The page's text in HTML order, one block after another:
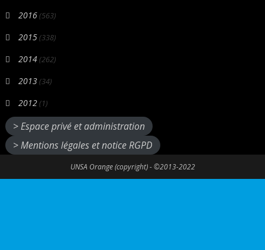
2016(563)
2015(338)
2014(262)
2013(34)
2012(1)
> Espace privé et administration
> Mentions légales et notice RGPD
UNSA Orange (copyright) - ©2013-2022